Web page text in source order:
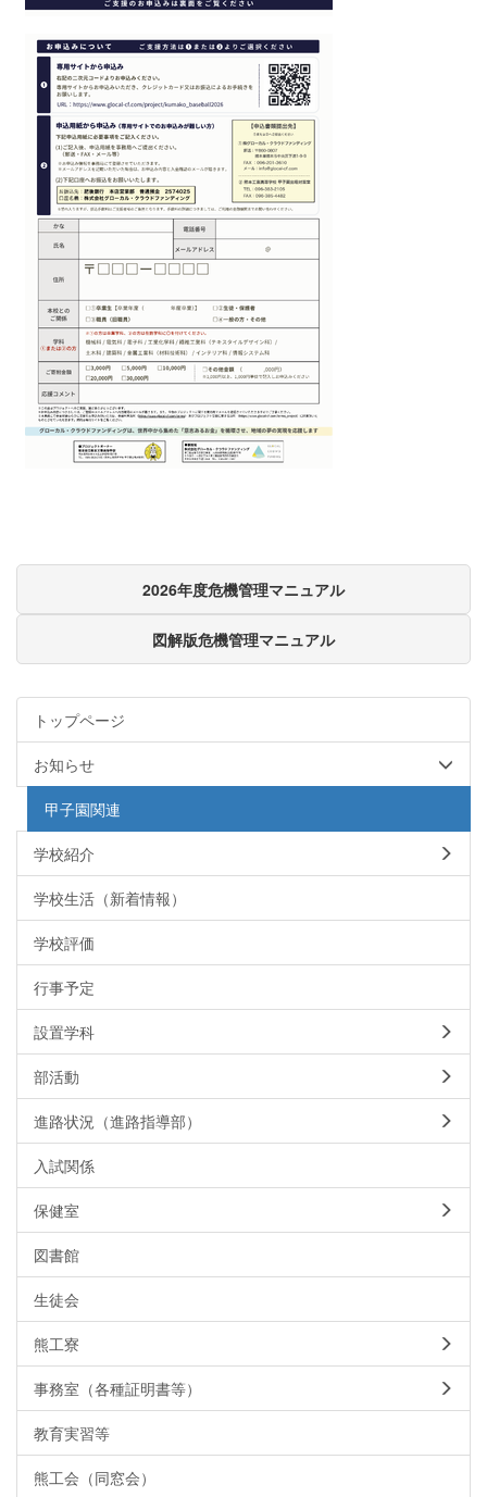
2026年度危機管理マニュアル
図解版危機管理マニュアル
トップページ
お知らせ
甲子園関連
学校紹介
学校生活（新着情報）
学校評価
行事予定
設置学科
部活動
進路状況（進路指導部）
入試関係
保健室
図書館
生徒会
熊工寮
事務室（各種証明書等）
教育実習等
熊工会（同窓会）